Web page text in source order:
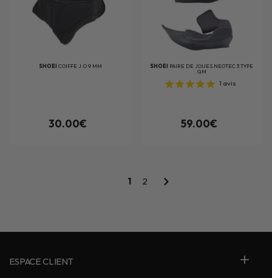
SHOEI COIFFE J.O 9 MM
30.00€
SHOEI PAIRE DE JOUES NEOTEC 3 TYPE
QM
1 avis
59.00€
1 2
ESPACE CLIENT